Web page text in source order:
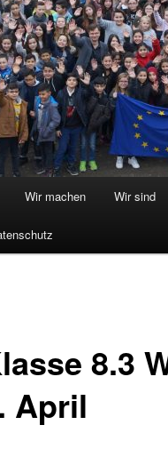
Wir machen Wir sind
8.3
April